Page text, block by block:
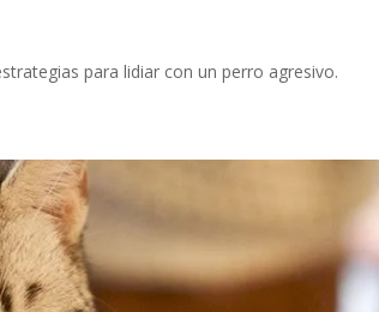
para lidiar con un perro agresivo.